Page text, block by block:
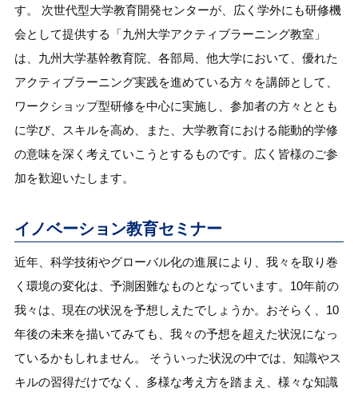
す。 次世代型大学教育開発センターが、広く学外にも研修機
会として提供する「九州大学アクティブラーニング教室」
は、九州大学基幹教育院、各部局、他大学において、優れた
アクティブラーニング実践を進めている方々を講師として、
ワークショップ型研修を中心に実施し、参加者の方々ととも
に学び、スキルを高め、また、大学教育における能動的学修
の意味を深く考えていこうとするものです。広く皆様のご参
加を歓迎いたします。
イノベーション教育セミナー
近年、科学技術やグローバル化の進展により、我々を取り巻
く環境の変化は、予測困難なものとなっています。10年前の
我々は、現在の状況を予想しえたでしょうか。おそらく、10
年後の未来を描いてみても、我々の予想を超えた状況になっ
ているかもしれません。 そういった状況の中では、知識やス
キルの習得だけでなく、多様な考え方を踏まえ、様々な知識